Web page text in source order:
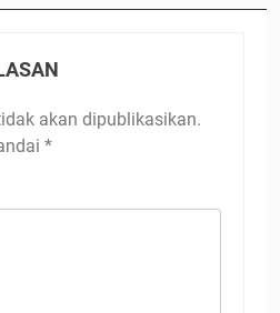
akan dipublikasikan.
*